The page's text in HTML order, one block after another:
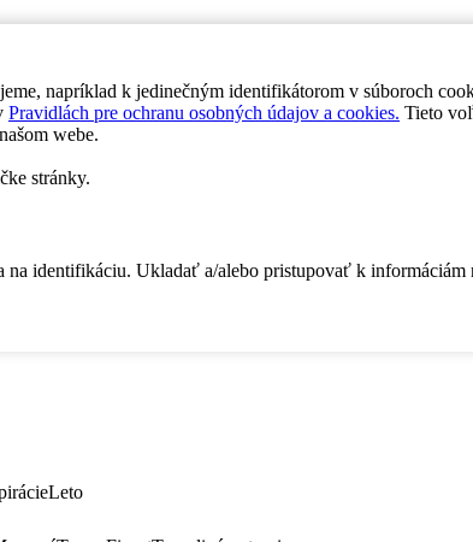
napríklad k jedinečným identifikátorom v súboroch
Pravidlách pre ochranu osobných údajov a cookies. Tieto
webe.
stránky.
identifikáciu. Ukladať a/alebo pristupovať k informáciám
Leto